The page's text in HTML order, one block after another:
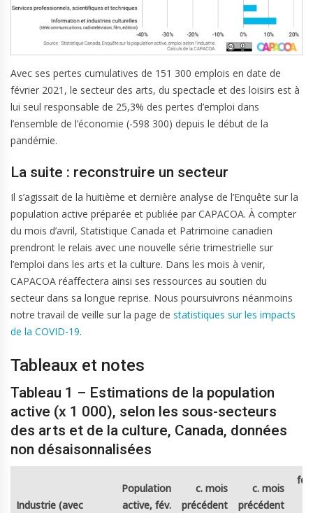
Avec ses pertes cumulatives de 151 300 emplois en date de
février 2021, le secteur des arts, du spectacle et des loisirs est à
lui seul responsable de 25,3% des pertes d’emploi dans
l’ensemble de l’économie (-598 300) depuis le début de la
pandémie.
La suite : reconstruire un secteur
Il s’agissait de la huitième et dernière analyse de l’Enquête sur la
population active préparée et publiée par CAPACOA. À compter
du mois d’avril, Statistique Canada et Patrimoine canadien
prendront le relais avec une nouvelle série trimestrielle sur
l’emploi dans les arts et la culture. Dans les mois à venir,
CAPACOA réaffectera ainsi ses ressources au soutien du
secteur dans sa longue reprise. Nous poursuivrons néanmoins
notre travail de veille sur la page de statistiques sur les impacts
de la COVID-19.
Tableaux et notes
Tableau 1 – Estimations de la population
active (x 1 000), selon les sous-secteurs
des arts et de la culture, Canada, données
non désaisonnalisées
Industrie (avec
Population
active, fév.
c. mois
précédent
c. mois
précédent